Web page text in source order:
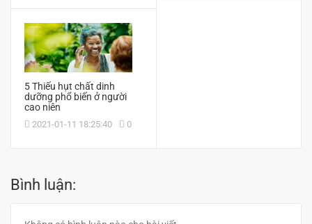
5 Thiếu hụt chất dinh
dưỡng phổ biến ở người
cao niên
2021-01-11 18:25:40 0
Bình luận: